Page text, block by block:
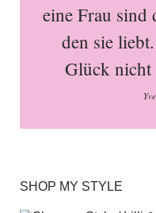
eine Frau sind
den sie
Glück nicht
SHOP MY STYLE